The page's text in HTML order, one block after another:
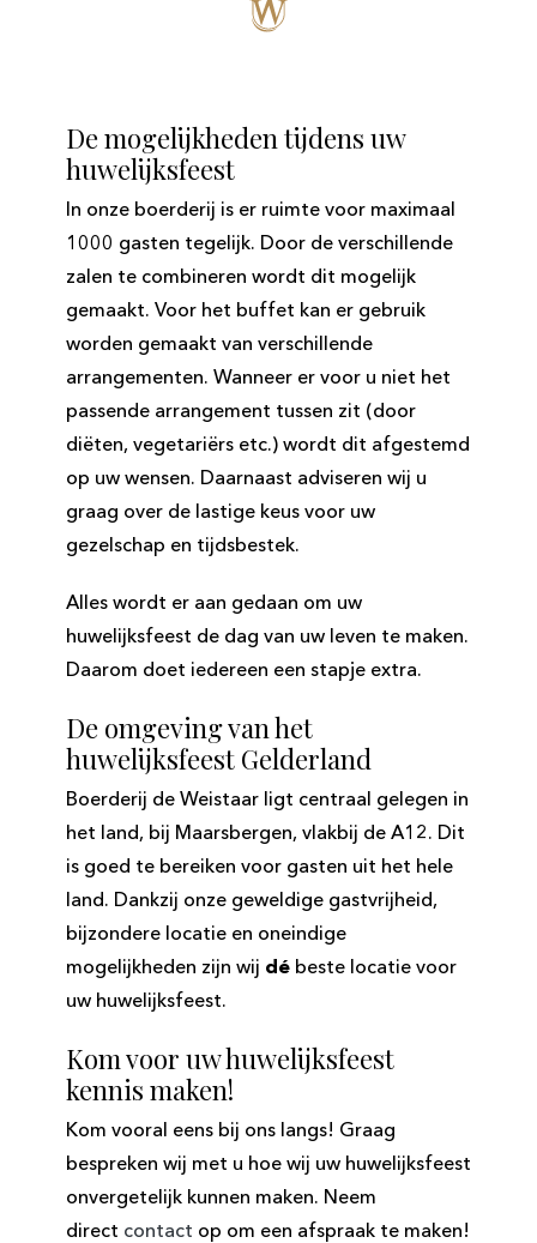
De mogelijkheden tijdens uw
huwelijksfeest
In onze boerderij is er ruimte voor maximaal
1000 gasten tegelijk. Door de verschillende
zalen te combineren wordt dit mogelijk
gemaakt. Voor het buffet kan er gebruik
worden gemaakt van verschillende
arrangementen. Wanneer er voor u niet het
passende arrangement tussen zit (door
diëten, vegetariërs etc.) wordt dit afgestemd
op uw wensen. Daarnaast adviseren wij u
graag over de lastige keus voor uw
gezelschap en tijdsbestek.
Alles wordt er aan gedaan om uw
huwelijksfeest de dag van uw leven te maken.
Daarom doet iedereen een stapje extra.
De omgeving van het
huwelijksfeest Gelderland
Boerderij de Weistaar ligt centraal gelegen in
het land, bij Maarsbergen, vlakbij de A12. Dit
is goed te bereiken voor gasten uit het hele
land. Dankzij onze geweldige gastvrijheid,
bijzondere locatie en oneindige
mogelijkheden zijn wij dé beste locatie voor
uw huwelijksfeest.
Kom voor uw huwelijksfeest
kennis maken!
Kom vooral eens bij ons langs! Graag
bespreken wij met u hoe wij uw huwelijksfeest
onvergetelijk kunnen maken. Neem
direct contact op om een afspraak te maken!